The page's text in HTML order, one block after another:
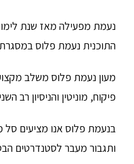
נעמת מפעילה מאז שנת
התוכנית נעמת פלוס
מעון נעמת פלוס משלב
פיקוח, מוניטין והניסיון רב
בנעמת פלוס אנו מציעים סל
ותגבור מעבר לסטנדרטים